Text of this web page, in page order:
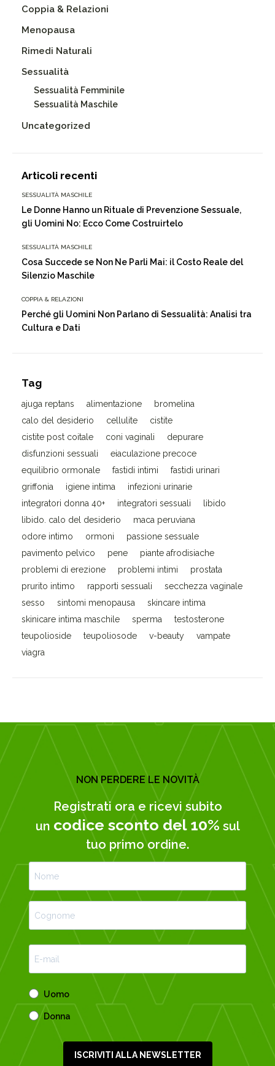
Coppia & Relazioni
Menopausa
Rimedi Naturali
Sessualità
Sessualità Femminile
Sessualità Maschile
Uncategorized
Articoli recenti
SESSUALITÀ MASCHILE
Le Donne Hanno un Rituale di Prevenzione Sessuale,
gli Uomini No: Ecco Come Costruirtelo
SESSUALITÀ MASCHILE
Cosa Succede se Non Ne Parli Mai: il Costo Reale del
Silenzio Maschile
COPPIA & RELAZIONI
Perché gli Uomini Non Parlano di Sessualità: Analisi tra
Cultura e Dati
Tag
ajuga reptans alimentazione
bromelina
calo del desiderio
cellulite
cistite
cistite post coitale
coni vaginali
depurare
disfunzioni sessuali
eiaculazione precoce
equilibrio ormonale
fastidi intimi
fastidi urinari
griffonia
igiene intima
infezioni urinarie
integratori donna 40+
integratori sessuali
libido
libido. calo del desiderio
maca peruviana
odore intimo
ormoni
passione sessuale
pavimento pelvico
pene
piante afrodisiache
problemi di erezione
problemi intimi
prostata
prurito intimo
rapporti sessuali
secchezza vaginale
sesso
sintomi menopausa
skincare intima
skinicare intima maschile
sperma
testosterone
teupolioside
teupoliosode v-beauty
vampate
viagra
NON PERDERE LE NOVITÀ
Registrati ora e ricevi subito
un codice sconto del 10% sul
tuo primo ordine.
Uomo
Donna
ISCRIVITI ALLA NEWSLETTER